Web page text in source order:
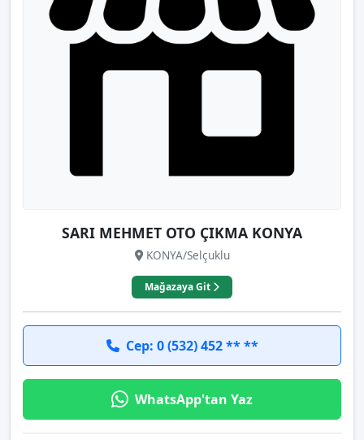
SARI MEHMET OTO ÇIKMA KONYA
KONYA/Selçuklu
Mağazaya Git
Cep: 0 (532) 452 ** **
WhatsApp'tan Yaz